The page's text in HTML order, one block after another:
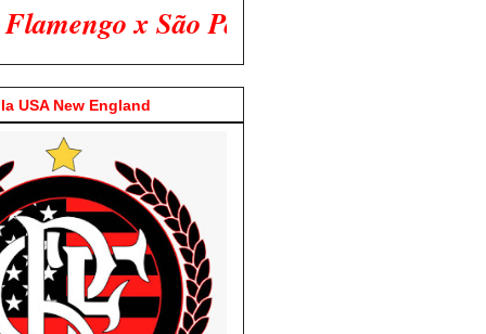
Venha Participar Conosco!
USA New England